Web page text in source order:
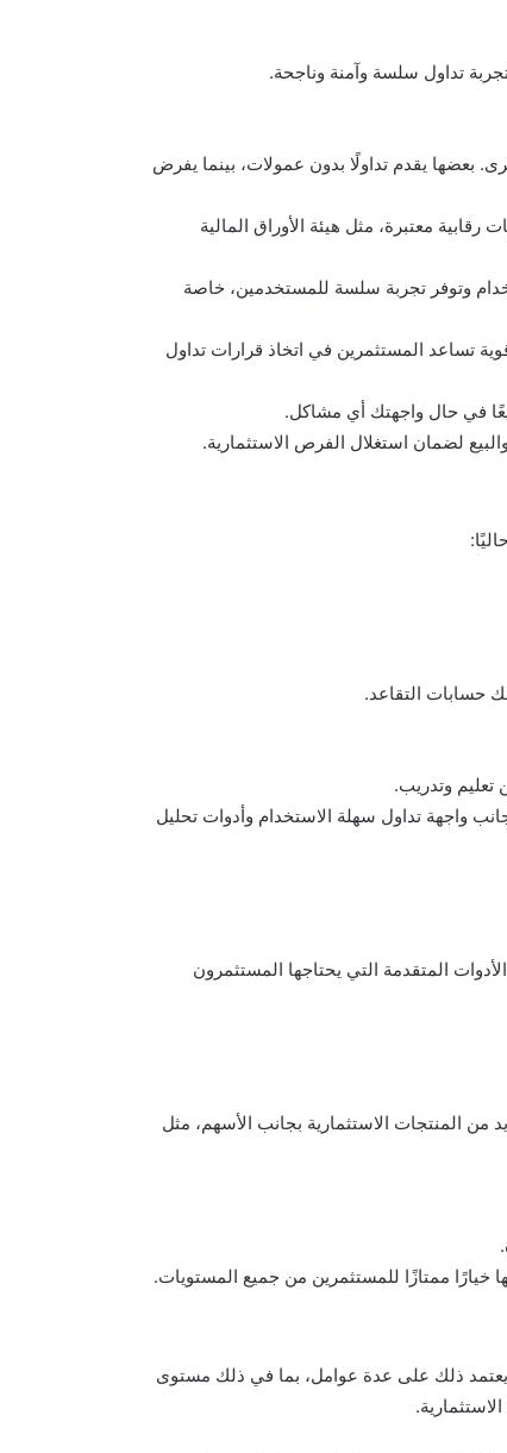
تداول سلسة وآمنة وناجحة.
بعضها يقدم تداولًا بدون عمولات، بينما يفرض
معتبرة، مثل هيئة الأوراق المالية
وتوفر تجربة سلسة للمستخدمين، خاصة
تساعد المستثمرين في اتخاذ قرارات تداول
في حال واجهتك أي مشاكل.
لضمان استغلال الفرص الاستثمارية.
واجهة تداول سهلة الاستخدام وأدوات تحليل
المتقدمة التي يحتاجها المستثمرون
من المنتجات الاستثمارية بجانب الأسهم، مثل
خيارًا ممتازًا للمستثمرين من جميع المستويات.
ذلك على عدة عوامل، بما في ذلك مستوى